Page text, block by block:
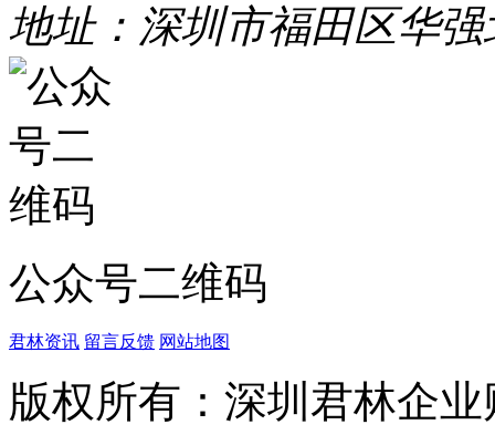
地址：深圳市福田区华
公众号二维码
君林资讯 留言反馈 网站地图
版权所有：深圳君林企